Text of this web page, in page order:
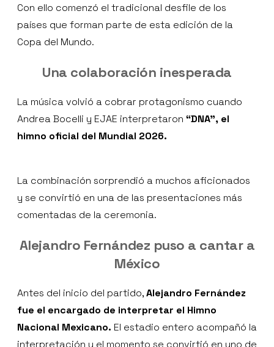
Con ello comenzó el tradicional desfile de los
países que forman parte de esta edición de la
Copa del Mundo.
Una colaboración inesperada
La música volvió a cobrar protagonismo cuando
Andrea Bocelli y EJAE interpretaron “DNA”, el
himno oficial del Mundial 2026.
La combinación sorprendió a muchos aficionados
y se convirtió en una de las presentaciones más
comentadas de la ceremonia.
Alejandro Fernández puso a cantar a
México
Antes del inicio del partido,Alejandro Fernández
fue el encargado de interpretar el Himno
Nacional Mexicano. El estadio entero acompañó la
interpretación y el momento se convirtió en uno de